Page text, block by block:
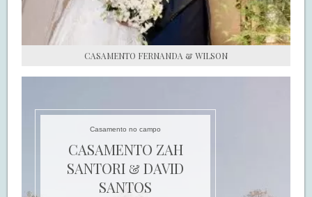
CASAMENTO FERNANDA & WILSON
Casamento no campo
CASAMENTO ZAH
SANTORI & DAVID
SANTOS